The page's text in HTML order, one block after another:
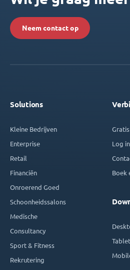
Neem contact op
Solutions
Kleine Bedrijven
Enterprise
Retail
Financiën
Onroerend Goed
Schoonheidssalons
Medische
Consultancy
Sport & Fitness
Rekrutering
Log in
Boek